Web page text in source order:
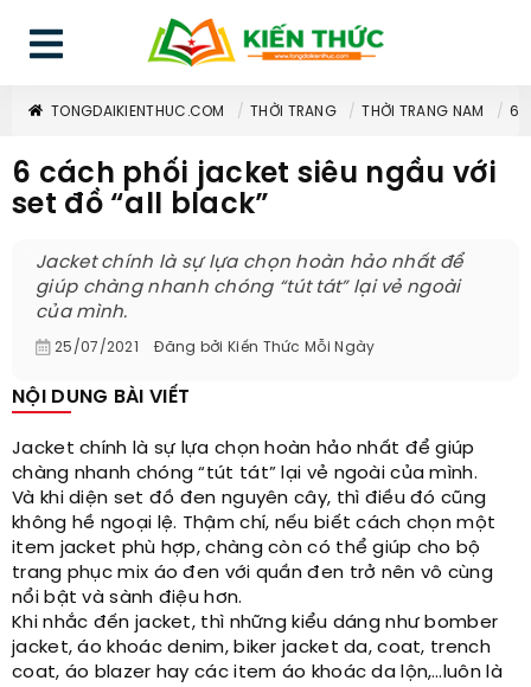
TONGDAIKIENTHUC.COM THỜI TRANG THỜI TRANG NAM 6
6 cách phối jacket siêu ngầu với
set đồ “all black”
Jacket chính là sự lựa chọn hoàn hảo nhất để
giúp chàng nhanh chóng “tút tát” lại vẻ ngoài
của mình.
25/07/2021 Đăng bởi Kiến Thức Mỗi Ngày
NỘI DUNG BÀI VIẾT
Jacket chính là sự lựa chọn hoàn hảo nhất để giúp
chàng nhanh chóng “tút tát” lại vẻ ngoài của mình.
Và khi diện set đồ đen nguyên cây, thì điều đó cũng
không hề ngoại lệ. Thậm chí, nếu biết cách chọn một
item jacket phù hợp, chàng còn có thể giúp cho bộ
trang phục mix áo đen với quần đen trở nên vô cùng
nổi bật và sành điệu hơn.
Khi nhắc đến jacket, thì những kiểu dáng như bomber
jacket, áo khoác denim, biker jacket da, coat, trench
coat, áo blazer hay các item áo khoác da lộn,…luôn là